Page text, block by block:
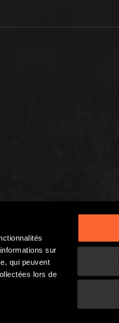
sur
qui peuvent
lors de